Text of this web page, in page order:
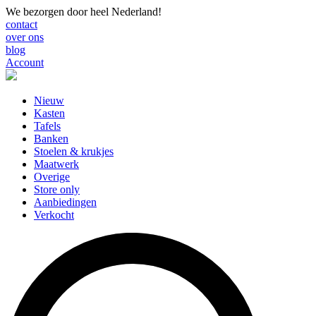
We bezorgen door heel Nederland!
contact
over ons
blog
Account
Nieuw
Kasten
Tafels
Banken
Stoelen & krukjes
Maatwerk
Overige
Store only
Aanbiedingen
Verkocht